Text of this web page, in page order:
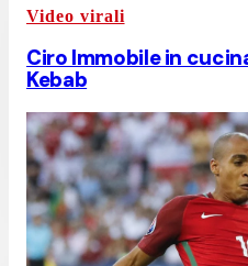
Video virali
Ciro Immobile in
Kebab